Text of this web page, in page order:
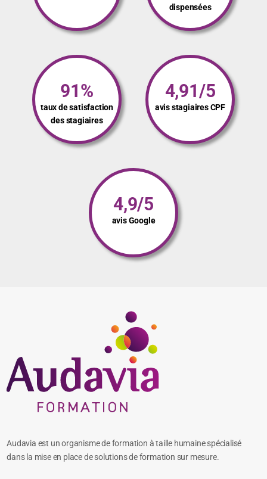
dispensées
91%
taux de satisfaction
des stagiaires
4,91/5
avis stagiaires CPF
4,9/5
avis Google
Audavia est un organisme de formation à taille humaine spécialisé
dans la mise en place de solutions de formation sur mesure.